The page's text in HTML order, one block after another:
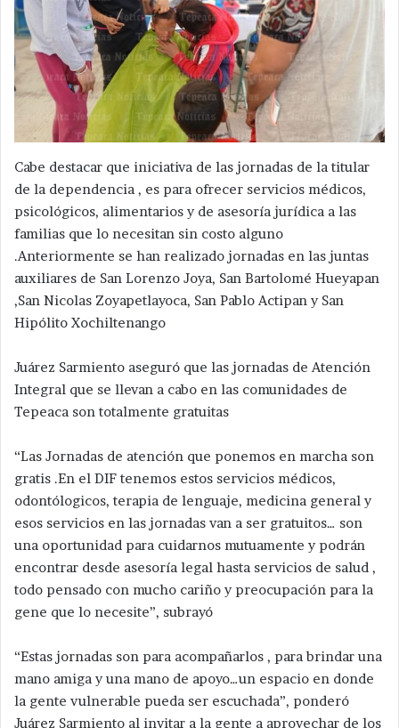
Cabe destacar que iniciativa de las jornadas de la titular
de la dependencia , es para ofrecer servicios médicos,
psicológicos, alimentarios y de asesoría jurídica a las
familias que lo necesitan sin costo alguno
.Anteriormente se han realizado jornadas en las juntas
auxiliares de San Lorenzo Joya, San Bartolomé Hueyapan
,San Nicolas Zoyapetlayoca, San Pablo Actipan y San
Hipólito Xochiltenango
Juárez Sarmiento aseguró que las jornadas de Atención
Integral que se llevan a cabo en las comunidades de
Tepeaca son totalmente gratuitas
“Las Jornadas de atención que ponemos en marcha son
gratis .En el DIF tenemos estos servicios médicos,
odontólogicos, terapia de lenguaje, medicina general y
esos servicios en las jornadas van a ser gratuitos… son
una oportunidad para cuidarnos mutuamente y podrán
encontrar desde asesoría legal hasta servicios de salud ,
todo pensado con mucho cariño y preocupación para la
gene que lo necesite”, subrayó
“Estas jornadas son para acompañarlos , para brindar una
mano amiga y una mano de apoyo…un espacio en donde
la gente vulnerable pueda ser escuchada”, ponderó
Juárez Sarmiento al invitar a la gente a aprovechar de los